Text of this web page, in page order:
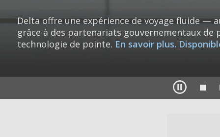
Delta offre une expérience de voyage fluide —
grâce à des partenariats gouvernementaux de
technologie de pointe. En savoir plus.